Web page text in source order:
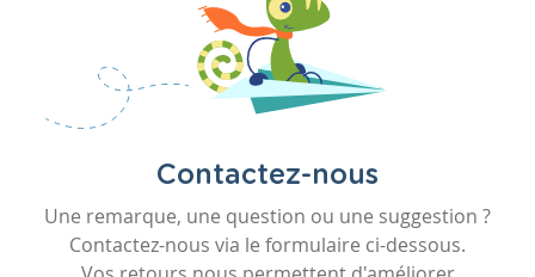
Contactez-nous
Une remarque, une question ou une suggestion ?
Contactez-nous via le formulaire ci-dessous.